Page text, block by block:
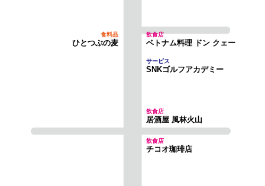
ひとつぶの麦 ベトナム料理 ドン クェー
SNKゴルフアカデミー
居酒屋 風林火山
チコオ珈琲店